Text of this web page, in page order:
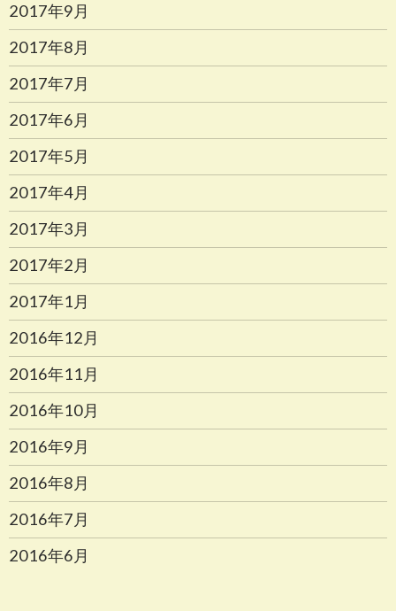
2017年9月
2017年8月
2017年7月
2017年6月
2017年5月
2017年4月
2017年3月
2017年2月
2017年1月
2016年12月
2016年11月
2016年10月
2016年9月
2016年8月
2016年7月
2016年6月